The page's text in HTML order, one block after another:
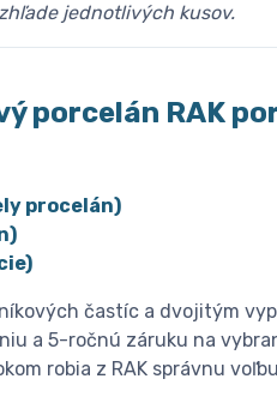
jednotlivých kusov.
porcelán RAK
procelán)
častíc a dvojitým
a 5-ročnú záruku na
robia z RAK správnu